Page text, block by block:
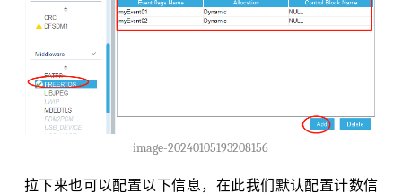
image-20240105193208156
拉下来也可以配置以下信息，在此我们默认配置计数信